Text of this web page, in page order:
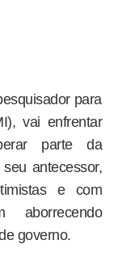
para
vai enfrentar
parte da
antecessor,
e com
aborrecendo
governo.